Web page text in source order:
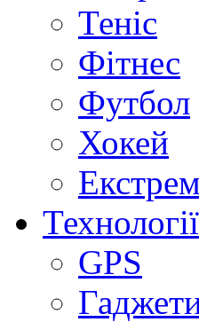
Теніс
Фітнес
Футбол
Хокей
Технології
GPS